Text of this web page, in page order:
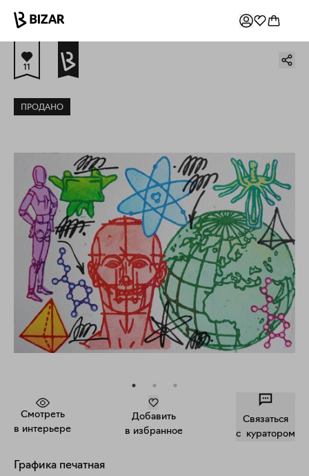
11
ПРОДАНО
Смотреть
в интерьере
Добавить
в избранное
Связаться
c куратором
Графика печатная